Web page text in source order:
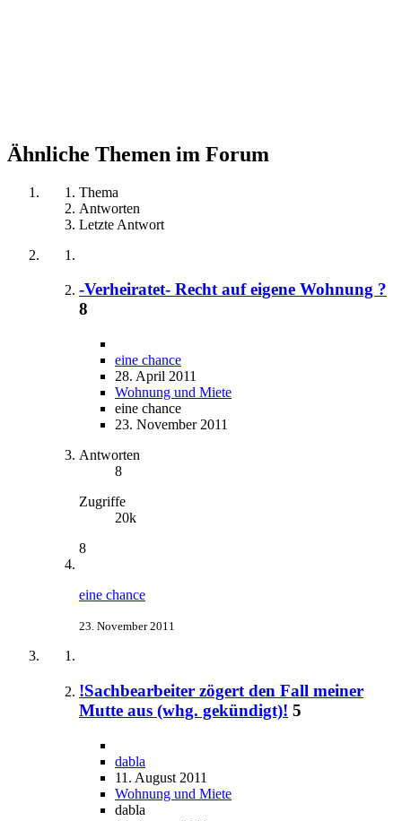
Ähnliche Themen im Forum
Thema
Antworten
Letzte Antwort
-Verheiratet- Recht auf eigene Wohnung ?
8
eine chance
28. April 2011
Wohnung und Miete
eine chance
23. November 2011
Antworten
8
Zugriffe
20k
8
eine chance
23. November 2011
!Sachbearbeiter zögert den Fall meiner
Mutte aus (whg. gekündigt)! 5
dabla
11. August 2011
Wohnung und Miete
dabla